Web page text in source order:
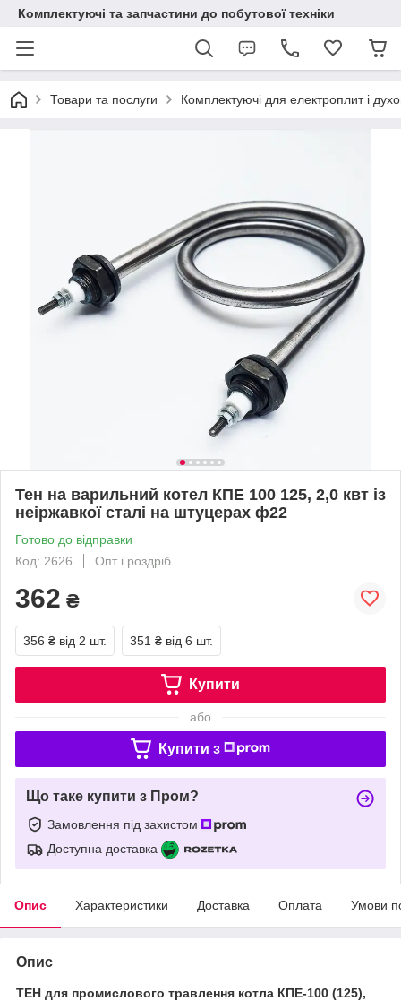
Комплектуючі та запчастини до побутової техніки
Товари та послуги Комплектуючі для електроплит і
Тен на варильний котел КПЕ 100 125, 2,0 квт із
неіржавкої сталі на штуцерах ф22
Готово до відправки
Код: 2626
Опт і роздріб
362 ₴
356 ₴ від 2 шт. 351 ₴ від 6 шт.
Купити
або
Купити з
Що таке купити з Пром?
Замовлення під захистом
Доступна доставка
Опис Характеристики Доставка Оплата Умови
Опис
ТЕН для промислового травлення котла КПЕ-100 (125),